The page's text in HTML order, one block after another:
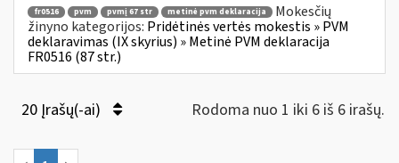
fr0516 pvm pvmį 67 str metinė pvm deklaracija
Mokesčių
žinyno kategorijos: Pridėtinės vertės mokestis » PVM
deklaravimas (IX skyrius) » Metinė PVM deklaracija
FR0516 (87 str.)
20 Įrašų(-ai) Rodoma nuo 1 iki 6 iš 6 irašų.